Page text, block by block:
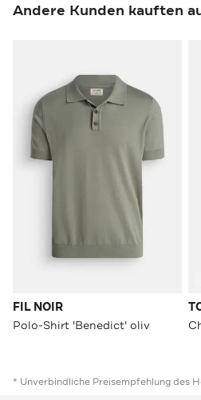
Andere Kunden kauften
FIL NOIR
Polo-Shirt 'Benedict' oliv
* Unverbindliche Preisempfehlung des